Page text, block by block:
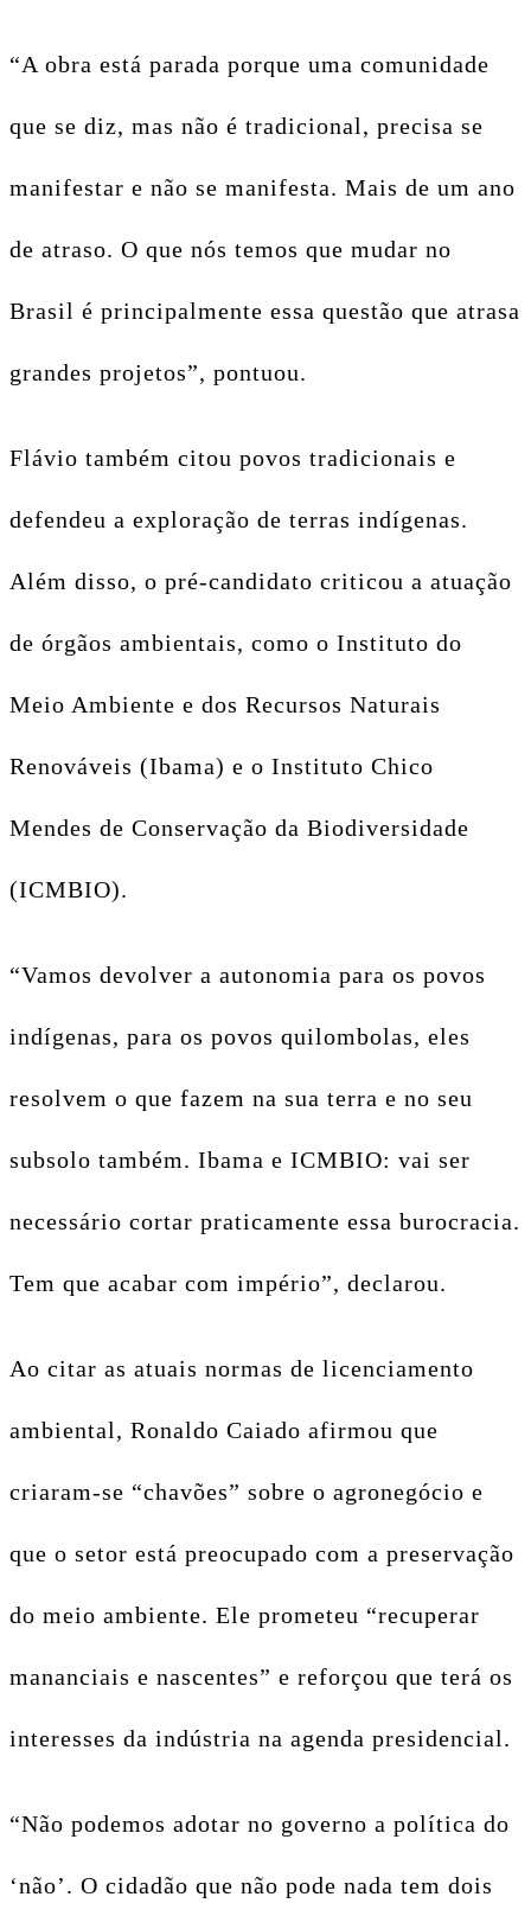
“A obra está parada porque uma comunidade
que se diz, mas não é tradicional, precisa se
manifestar e não se manifesta. Mais de um ano
de atraso. O que nós temos que mudar no
Brasil é principalmente essa questão que atrasa
grandes projetos”, pontuou.
Flávio também citou povos tradicionais e
defendeu a exploração de terras indígenas.
Além disso, o pré-candidato criticou a atuação
de órgãos ambientais, como o Instituto do
Meio Ambiente e dos Recursos Naturais
Renováveis (Ibama) e o Instituto Chico
Mendes de Conservação da Biodiversidade
(ICMBIO).
“Vamos devolver a autonomia para os povos
indígenas, para os povos quilombolas, eles
resolvem o que fazem na sua terra e no seu
subsolo também. Ibama e ICMBIO: vai ser
necessário cortar praticamente essa burocracia.
Tem que acabar com império”, declarou.
Ao citar as atuais normas de licenciamento
ambiental, Ronaldo Caiado afirmou que
criaram-se “chavões” sobre o agronegócio e
que o setor está preocupado com a preservação
do meio ambiente. Ele prometeu “recuperar
mananciais e nascentes” e reforçou que terá os
interesses da indústria na agenda presidencial.
“Não podemos adotar no governo a política do
‘não’. O cidadão que não pode nada tem dois